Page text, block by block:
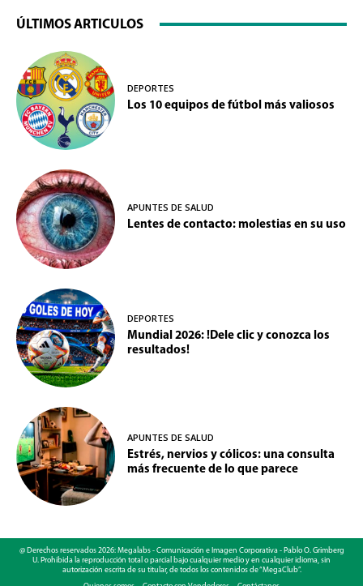
ÚLTIMOS ARTICULOS
DEPORTES
Los 10 equipos de fútbol más valiosos
APUNTES DE SALUD
Lentes de contacto: molestias en su uso
DEPORTES
Mundial 2026: !Dele clic y conozca los
resultados!
APUNTES DE SALUD
Estrés, nervios y cólicos: una consulta
más frecuente de lo que parece
@ Derechos reservados 2026: Megalabs - Comunicación e Imagen Corporativa - Pablo O. Grimberg
U. Prohibida la reproducción total o parcial bajo cualquier medio y en cualquier idioma, sin
autorización escrita de su titular, de todos los contenidos de “MegaClub”.